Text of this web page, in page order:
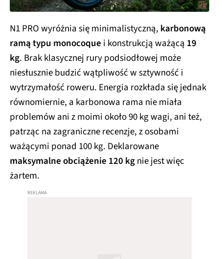
N1 PRO wyróżnia się minimalistyczną, karbonową
ramą typu monocoque i konstrukcją ważącą 19
kg. Brak klasycznej rury podsiodłowej może
niesłusznie budzić wątpliwość w sztywność i
wytrzymałość roweru. Energia rozkłada się jednak
równomiernie, a karbonowa rama nie miała
problemów ani z moimi około 90 kg wagi, ani też,
patrząc na zagraniczne recenzje, z osobami
ważącymi ponad 100 kg. Deklarowane
maksymalne obciążenie 120 kgnie jest więc
żartem.